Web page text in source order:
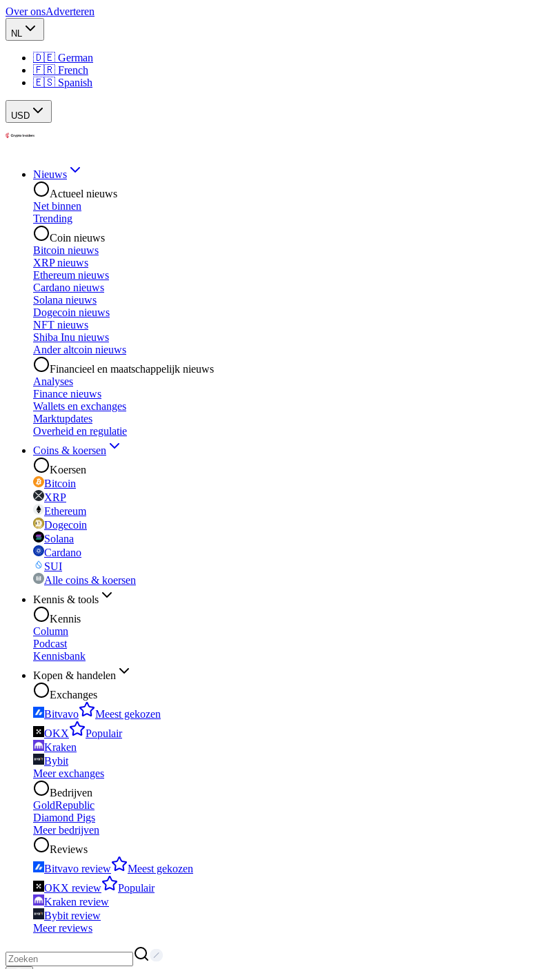
Over onsAdverteren
NL
🇩🇪 German
🇫🇷 French
🇪🇸 Spanish
USD
Nieuws
Actueel nieuws
Net binnen
Trending
Coin nieuws
Bitcoin nieuws
XRP nieuws
Ethereum nieuws
Cardano nieuws
Solana nieuws
Dogecoin nieuws
NFT nieuws
Shiba Inu nieuws
Ander altcoin nieuws
Financieel en maatschappelijk nieuws
Analyses
Finance nieuws
Wallets en exchanges
Marktupdates
Overheid en regulatie
Coins & koersen
Koersen
Bitcoin
XRP
Ethereum
Dogecoin
Solana
Cardano
SUI
Alle coins & koersen
Kennis & tools
Kennis
Column
Podcast
Kennisbank
Kopen & handelen
Exchanges
Bitvavo
Meest gekozen
OKX
Populair
Kraken
Bybit
Meer exchanges
Bedrijven
GoldRepublic
Diamond Pigs
Meer bedrijven
Reviews
Bitvavo review
Meest gekozen
OKX review
Populair
Kraken review
Bybit review
Meer reviews